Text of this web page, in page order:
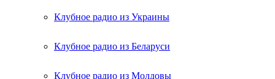
Клубное радио из Украины
Клубное радио из Беларуси
Клубное радио из Молдовы